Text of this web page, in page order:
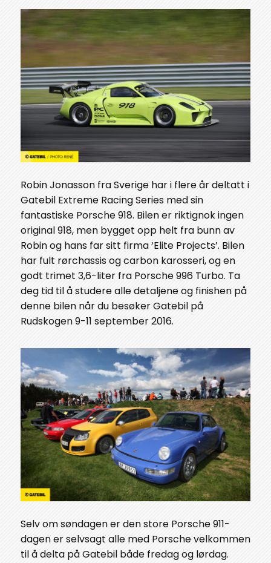
Robin Jonasson fra Sverige har i flere år deltatt i
Gatebil Extreme Racing Series med sin
fantastiske Porsche 918. Bilen er riktignok ingen
original 918, men bygget opp helt fra bunn av
Robin og hans far sitt firma ‘Elite Projects’. Bilen
har fult rørchassis og carbon karosseri, og en
godt trimet 3,6-liter fra Porsche 996 Turbo. Ta
deg tid til å studere alle detaljene og finishen på
denne bilen når du besøker Gatebil på
Rudskogen 9-11 september 2016.
Selv om søndagen er den store Porsche 911-
dagen er selvsagt alle med Porsche velkommen
til å delta på Gatebil både fredag og lørdag.